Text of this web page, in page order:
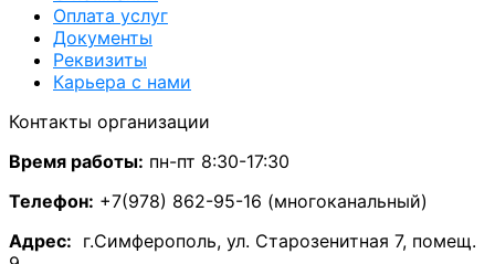
Оплата услуг
Документы
Реквизиты
Карьера с нами
Контакты организации
Время работы: пн-пт 8:30-17:30
Телефон: +7(978) 862-95-16 (многоканальный)
Адрес: г.Симферополь, ул. Старозенитная 7, помещ.